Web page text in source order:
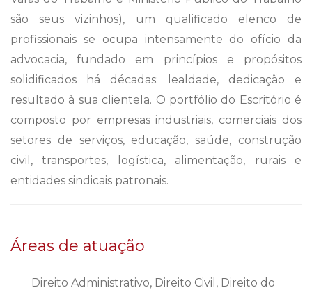
são seus vizinhos), um qualificado elenco de
profissionais se ocupa intensamente do ofício da
advocacia, fundado em princípios e propósitos
solidificados há décadas: lealdade, dedicação e
resultado à sua clientela. O portfólio do Escritório é
composto por empresas industriais, comerciais dos
setores de serviços, educação, saúde, construção
civil, transportes, logística, alimentação, rurais e
entidades sindicais patronais.
Áreas de atuação
Direito Administrativo, Direito Civil, Direito do